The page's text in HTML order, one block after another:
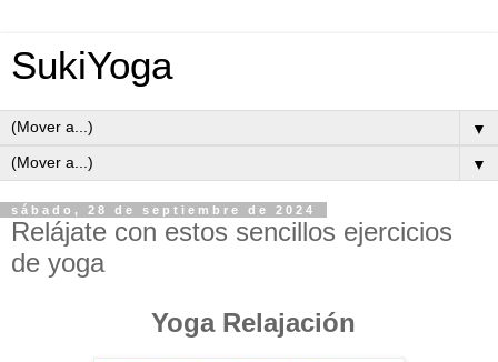
SukiYoga
▼
▼
sábado, 28 de septiembre de 2024
Relájate con estos sencillos ejercicios
de yoga
Yoga Relajación